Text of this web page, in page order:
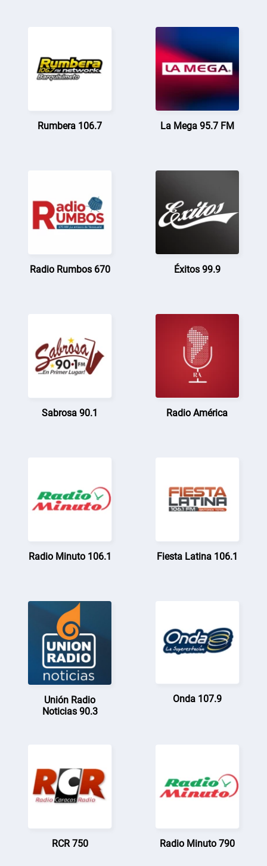
Rumbera 106.7 La Mega 95.7 FM
Radio Rumbos 670 Éxitos 99.9
Sabrosa 90.1 Radio América
Radio Minuto 106.1 Fiesta Latina 106.1
Unión Radio
Noticias 90.3
Onda 107.9
RCR 750 Radio Minuto 790